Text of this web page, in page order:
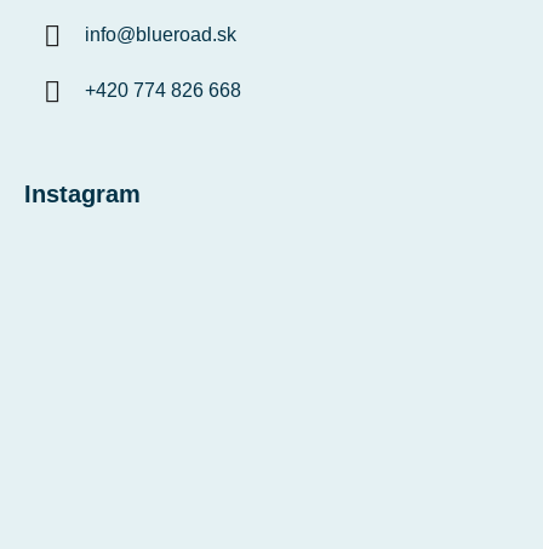
info@blueroad.sk
+420 774 826 668
Instagram